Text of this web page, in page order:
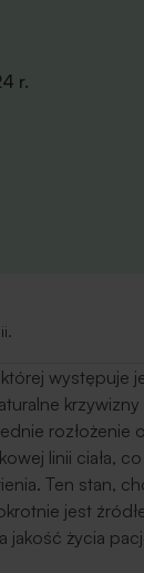
r.
występuje
rozłożenie
linii ciała,
Ten stan,
jest
jakość życia